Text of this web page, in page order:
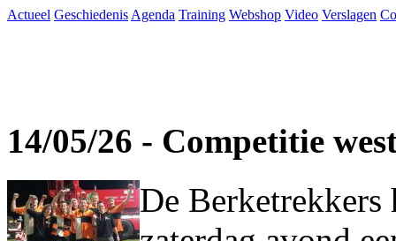
Actueel Geschiedenis Agenda Training Webshop Video Verslagen
14/05/26 - Competitie
De Berketrekkers